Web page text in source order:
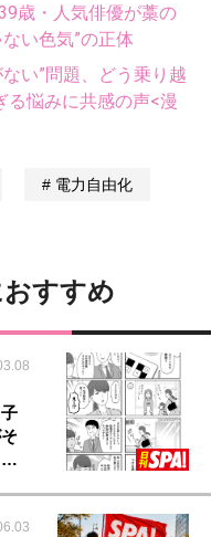
歳・人気俳優が藁の
い色気”の正体
い”問題、どう乗り越
る悩みに共感の声<漫
電力自由化
すすめ
…